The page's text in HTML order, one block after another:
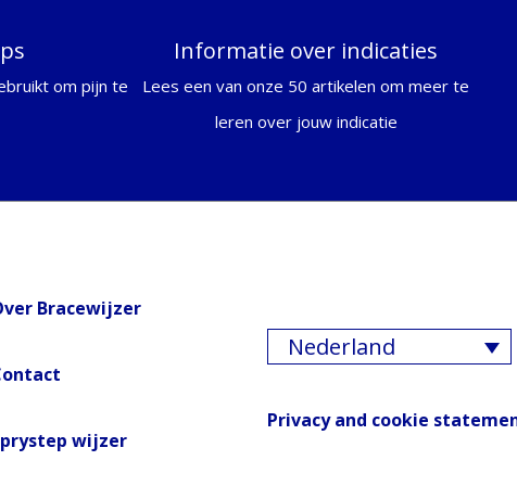
om pijn te
Informatie over indicaties
Lees een van onze 50 artikelen om meer te
leren over jouw indicatie
Bracewijzer
wijzer
Nederland
Privacy and cookie